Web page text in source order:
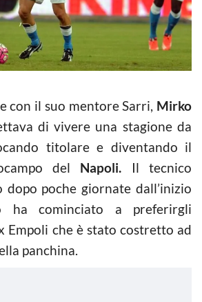
con il suo mentore Sarri, Mirko
di vivere una stagione da
titolare e diventando il
del Napoli. Il tecnico
dopo poche giornate dall’inizio
ha cominciato a preferirgli
Empoli che è stato costretto ad
panchina.